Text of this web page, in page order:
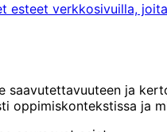
esteet verkkosivuilla,
saavutettavuuteen ja
oppimiskontekstissa ja